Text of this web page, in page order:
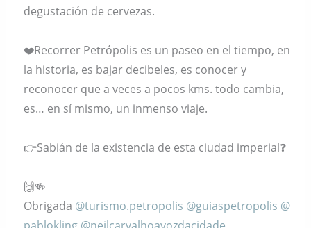
degustación de cervezas.
❤️Recorrer Petrópolis es un paseo en el tiempo, en
la historia, es bajar decibeles, es conocer y
reconocer que a veces a pocos kms. todo cambia,
es… en sí mismo, un inmenso viaje.
👉Sabián de la existencia de esta ciudad imperial❓️
🙌🍻
Obrigada @turismo.petropolis @guiaspetropolis @